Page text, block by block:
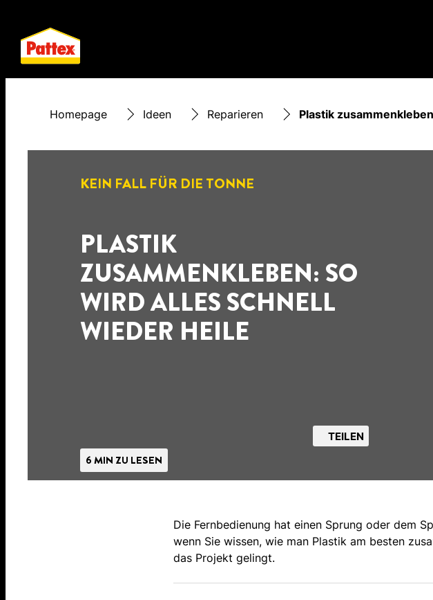
Homepage Ideen Reparieren Plastik
KEIN FALL FÜR DIE TONNE
PLASTIK
ZUSAMMENKLEBEN: SO
WIRD ALLES SCHNELL
WIEDER HEILE
6 MIN ZU LESEN
TEILEN
Die Fernbedienung hat einen Sprung oder dem
wenn Sie wissen, wie man Plastik am besten
das Projekt gelingt.